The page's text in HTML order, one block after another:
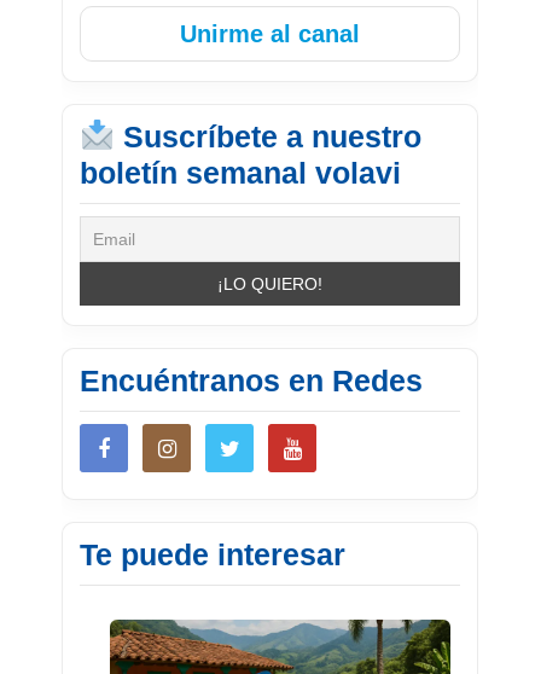
Unirme al canal
Suscríbete a nuestro
boletín semanal volavi
Encuéntranos en Redes
Te puede interesar